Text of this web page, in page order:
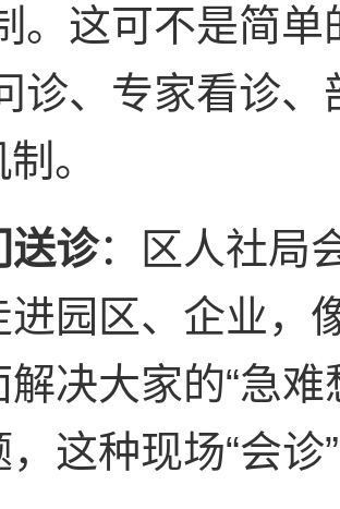
。这可不是简
诊、专家看诊
。
送诊：区人社局
进园区、企业，
解决大家的“急
，这种现场“会诊